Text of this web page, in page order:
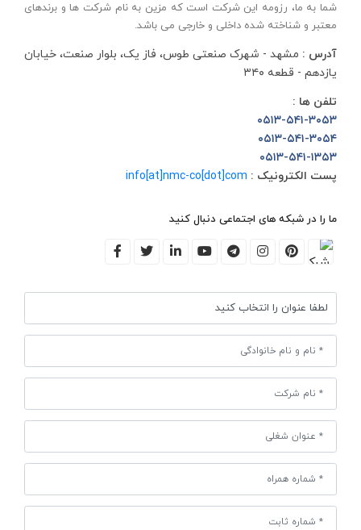
شما به ما، رزومه این شرکت است که مزین به نام شرکت ها و برندهای
معتبر و شناخته شده داخلی و خارجی می باشد.
آدرس : مشهد - شهرک صنعتی طوس، فاز یک، بلوار صنعت، خیابان
یازدهم - قطعه ۳۴۰
تلفن ها :
۰۵۱۳-۵۴۱-۳۰۵۳
۰۵۱۳-۵۴۱-۳۰۵۴
۰۵۱۳-۵۴۱-۱۳۵۳
پست الکترونیک :
ما را در شبکه های اجتماعی دنبال کنید